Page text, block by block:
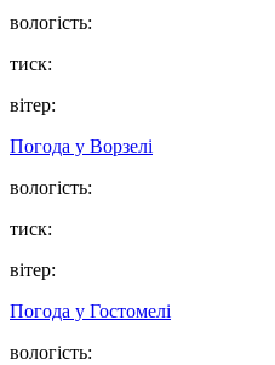
вологість:
тиск:
вітер:
Погода у Ворзелі
вологість:
тиск:
вітер:
Погода у Гостомелі
вологість: